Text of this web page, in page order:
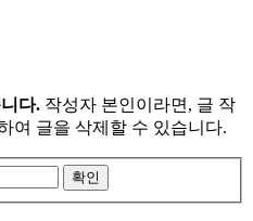
다. 작성자 본인이라면, 글 작
여 글을 삭제할 수 있습니다.